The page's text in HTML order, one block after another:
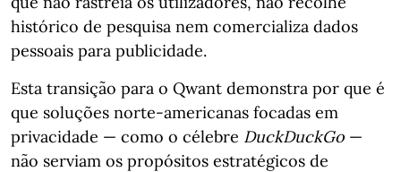
histórico de pesquisa nem comercializa dados
pessoais para publicidade.
Esta transição para o Qwant demonstra por que é
que soluções norte-americanas focadas em
privacidade — como o célebre DuckDuckGo —
não serviam os propósitos estratégicos de